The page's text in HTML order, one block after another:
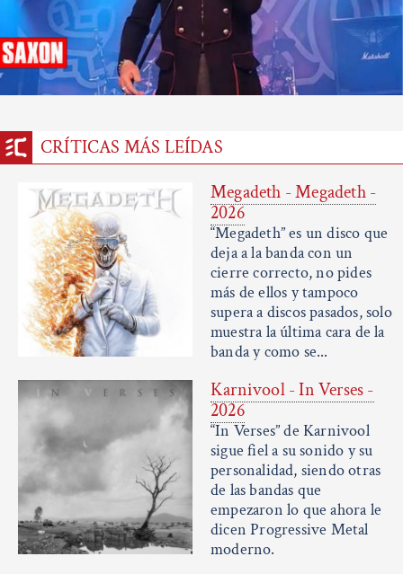
CRÍTICAS MÁS LEÍDAS
Megadeth - Megadeth -
2026
“Megadeth” es un disco que
deja a la banda con un
cierre correcto, no pides
más de ellos y tampoco
supera a discos pasados, solo
muestra la última cara de la
banda y como se...
Karnivool - In Verses -
2026
“In Verses” de Karnivool
sigue fiel a su sonido y su
personalidad, siendo otras
de las bandas que
empezaron lo que ahora le
dicen Progressive Metal
moderno.